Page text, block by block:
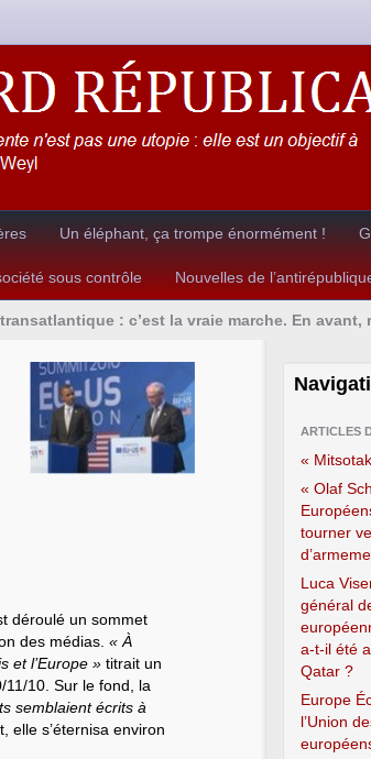
Un éléphant, ça trompe énormément !
sous contrôle Nouvelles de
: c’est la vraie marche. En avant,
déroulé un sommet
des médias. « À
et l’Europe » titrait un
11/10. Sur le fond, la
semblaient écrits à
elle s’éternisa environ
ARTICLES
«
« Olaf
tourner
Luca
général
a-t-il été
Qatar ?
Europe
l’Union